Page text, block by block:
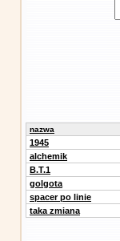
nazwa
1945
alchemik
B.T.1
golgota
spacer po linie
taka zmiana